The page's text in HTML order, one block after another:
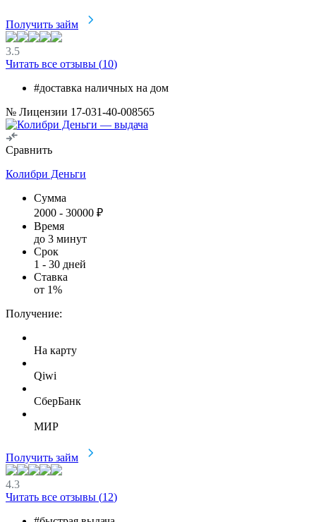
Получить займ
3.5
Читать все отзывы (10)
#доставка наличных на дом
№ Лицензии 17-031-40-008565
Сравнить
Колибри Деньги
Сумма
2000 - 30000 ₽
Время
до 3 минут
Срок
1 - 30 дней
Ставка
от 1%
Получение:
На карту
Qiwi
СберБанк
МИР
Получить займ
4.3
Читать все отзывы (12)